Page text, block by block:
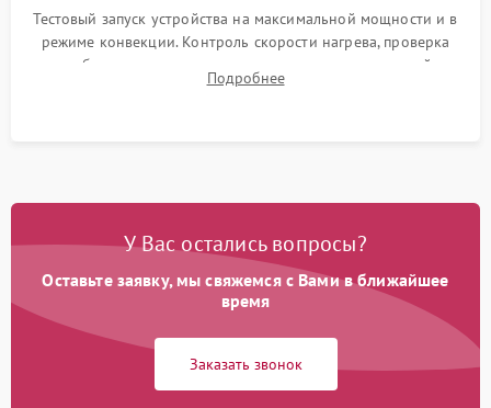
Тестовый запуск устройства на максимальной мощности и в
режиме конвекции. Контроль скорости нагрева, проверка
срабатывания термостата при достижении заданной
температуры и тест на отсутствие утечек тока.
Подробнее
У Вас остались вопросы?
Оставьте заявку, мы свяжемся с Вами в ближайшее
время
Заказать звонок